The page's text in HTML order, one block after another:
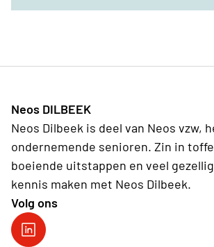
Neos DILBEEK
Neos Dilbeek is deel van Neos vzw,
ondernemende senioren. Zin in
boeiende uitstappen en veel
kennis maken met Neos Dilbeek.
Volg ons
Neos DiNA